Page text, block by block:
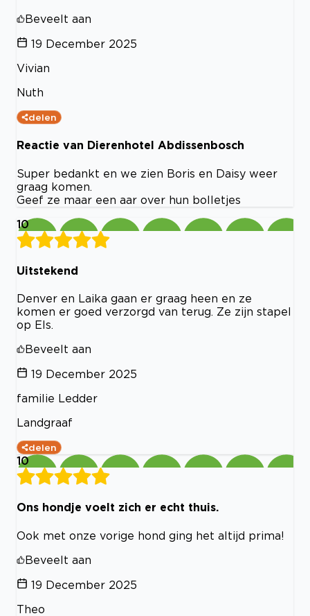
Beveelt aan
19 December 2025
Vivian
Nuth
delen
Reactie van Dierenhotel Abdissenbosch
Super bedankt en we zien Boris en Daisy weer
graag komen.
Geef ze maar een aar over hun bolletjes
10
Uitstekend
Denver en Laika gaan er graag heen en ze
komen er goed verzorgd van terug. Ze zijn stapel
op Els.
Beveelt aan
19 December 2025
familie Ledder
Landgraaf
delen
10
Ons hondje voelt zich er echt thuis.
Ook met onze vorige hond ging het altijd prima!
Beveelt aan
19 December 2025
Theo